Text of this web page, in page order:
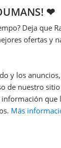
❤
Deja que
ofertas y
y los
de nuestro
Más